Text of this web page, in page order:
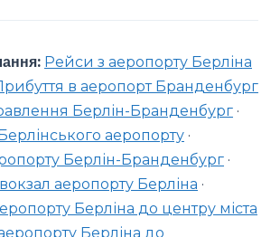
Рейси з аеропорту Берліна
в аеропорт Бранденбург
Берлін-Бранденбург ·
аеропорту ·
Берлін-Бранденбург ·
аеропорту Берліна ·
Берліна до центру міста
Берліна до